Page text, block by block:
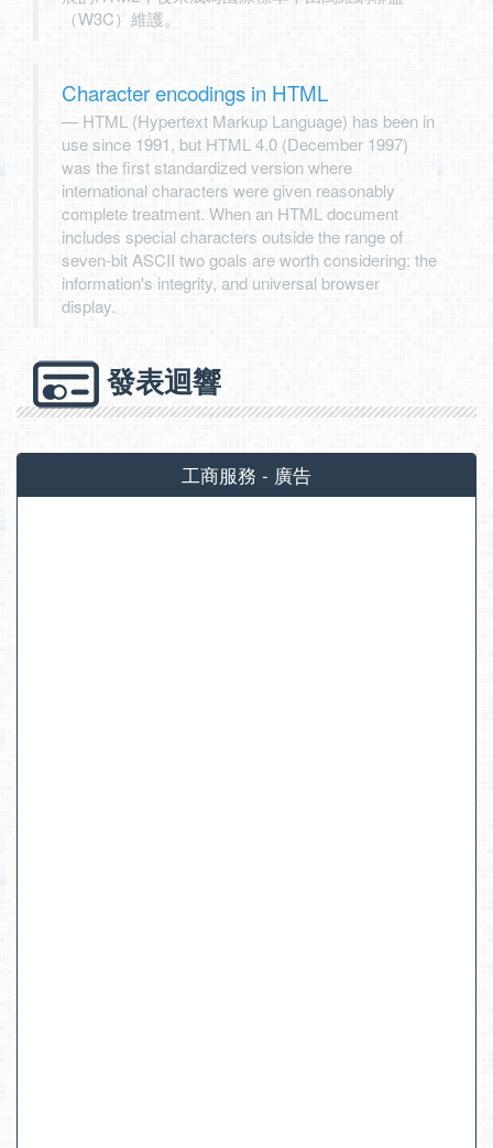
（W3C）維護。
Character encodings in HTML
HTML (Hypertext Markup Language) has been in
use since 1991, but HTML 4.0 (December 1997)
was the first standardized version where
international characters were given reasonably
complete treatment. When an HTML document
includes special characters outside the range of
seven-bit ASCII two goals are worth considering: the
information's integrity, and universal browser
display.
發表迴響
工商服務 - 廣告